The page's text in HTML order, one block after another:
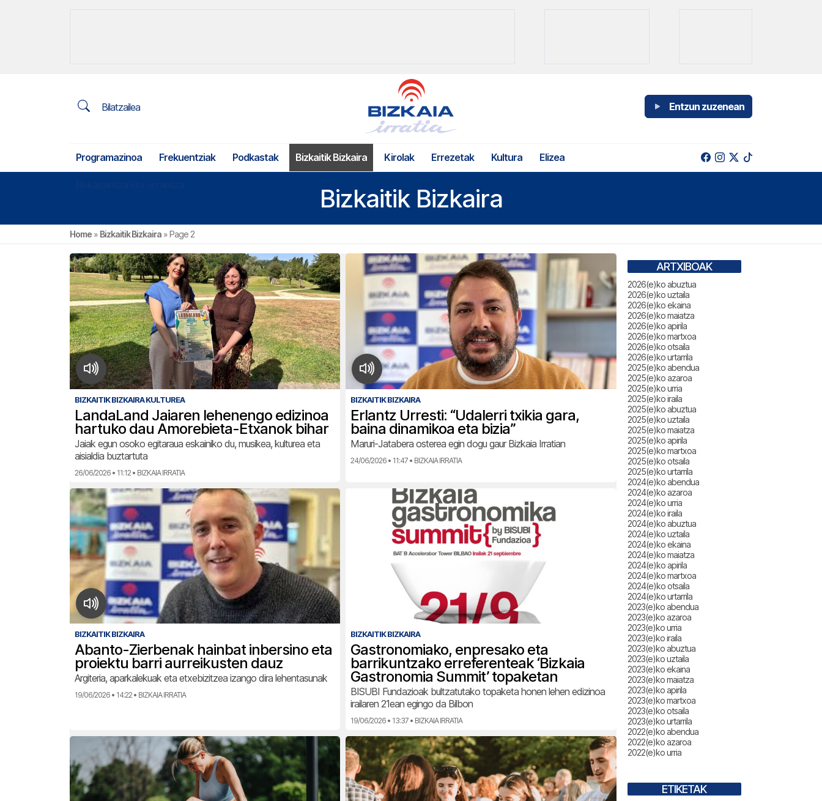
Bilatzailea Entzun zuzenean
Programazinoa Frekuentziak Podkastak Bizkaitik Bizkaira Kirolak Errezetak Kultura Elizea
Bizkaitik Bizkaira
Home » Bizkaitik Bizkaira »Page 2
BIZKAITIK BIZKAIRA KULTUREA
LandaLand Jaiaren lehenengo edizinoa
hartuko dau Amorebieta-Etxanok bihar
Jaiak egun osoko egitaraua eskainiko du, musikea, kulturea eta
aisialdia buztartuta
26/06/2026 • 11:12 • BIZKAIA IRRATIA
BIZKAITIK BIZKAIRA
Erlantz Urresti: “Udalerri txikia gara,
baina dinamikoa eta bizia”
Maruri-Jatabera osterea egin dogu gaur Bizkaia Irratian
24/06/2026 • 11:47 • BIZKAIA IRRATIA
BIZKAITIK BIZKAIRA
Abanto-Zierbenak hainbat inbersino eta
proiektu barri aurreikusten dauz
Argiteria, aparkalekuak eta etxebizitzea izango dira lehentasunak
19/06/2026 • 14:22 • BIZKAIA IRRATIA
BIZKAITIK BIZKAIRA
Gastronomiako, enpresako eta
barrikuntzako erreferenteak ‘Bizkaia
Gastronomia Summit’ topaketan
BISUBI Fundazioak bultzatutako topaketa honen lehen edizinoa
irailaren 21ean egingo da Bilbon
19/06/2026 • 13:37 • BIZKAIA IRRATIA
ARTXIBOAK
2026(e)ko abuztua
2026(e)ko uztaila
2026(e)ko ekaina
2026(e)ko maiatza
2026(e)ko apirila
2026(e)ko martxoa
2026(e)ko otsaila
2026(e)ko urtarrila
2025(e)ko abendua
2025(e)ko azaroa
2025(e)ko urria
2025(e)ko iraila
2025(e)ko abuztua
2025(e)ko uztaila
2025(e)ko maiatza
2025(e)ko apirila
2025(e)ko martxoa
2025(e)ko otsaila
2025(e)ko urtarrila
2024(e)ko abendua
2024(e)ko azaroa
2024(e)ko urria
2024(e)ko iraila
2024(e)ko abuztua
2024(e)ko uztaila
2024(e)ko ekaina
2024(e)ko maiatza
2024(e)ko apirila
2024(e)ko martxoa
2024(e)ko otsaila
2024(e)ko urtarrila
2023(e)ko abendua
2023(e)ko azaroa
2023(e)ko urria
2023(e)ko iraila
2023(e)ko abuztua
2023(e)ko uztaila
2023(e)ko ekaina
2023(e)ko maiatza
2023(e)ko apirila
2023(e)ko martxoa
2023(e)ko otsaila
2023(e)ko urtarrila
2022(e)ko abendua
2022(e)ko azaroa
2022(e)ko urria
ETIKETAK